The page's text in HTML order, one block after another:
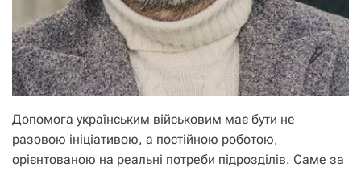
Допомога українським військовим має бути не
разовою ініціативою, а постійною роботою,
орієнтованою на реальні потреби підрозділів. Саме за